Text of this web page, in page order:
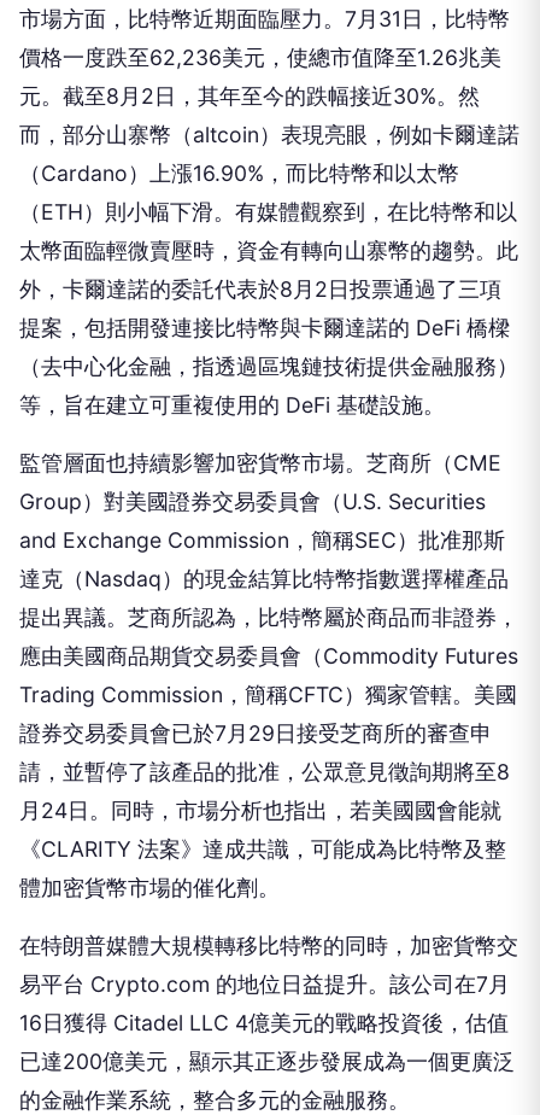
市場方面，比特幣近期面臨壓力。7月31日，比特幣
價格一度跌至62,236美元，使總市值降至1.26兆美
元。截至8月2日，其年至今的跌幅接近30%。然
而，部分山寨幣（altcoin）表現亮眼，例如卡爾達諾
（Cardano）上漲16.90%，而比特幣和以太幣
（ETH）則小幅下滑。有媒體觀察到，在比特幣和以
太幣面臨輕微賣壓時，資金有轉向山寨幣的趨勢。此
外，卡爾達諾的委託代表於8月2日投票通過了三項
提案，包括開發連接比特幣與卡爾達諾的 DeFi 橋樑
（去中心化金融，指透過區塊鏈技術提供金融服務）
等，旨在建立可重複使用的 DeFi 基礎設施。
監管層面也持續影響加密貨幣市場。芝商所（CME
Group）對美國證券交易委員會（U.S. Securities
and Exchange Commission，簡稱SEC）批准那斯
達克（Nasdaq）的現金結算比特幣指數選擇權產品
提出異議。芝商所認為，比特幣屬於商品而非證券，
應由美國商品期貨交易委員會（Commodity Futures
Trading Commission，簡稱CFTC）獨家管轄。美國
證券交易委員會已於7月29日接受芝商所的審查申
請，並暫停了該產品的批准，公眾意見徵詢期將至8
月24日。同時，市場分析也指出，若美國國會能就
《CLARITY 法案》達成共識，可能成為比特幣及整
體加密貨幣市場的催化劑。
在特朗普媒體大規模轉移比特幣的同時，加密貨幣交
易平台 Crypto.com 的地位日益提升。該公司在7月
16日獲得 Citadel LLC 4億美元的戰略投資後，估值
已達200億美元，顯示其正逐步發展成為一個更廣泛
的金融作業系統，整合多元的金融服務。